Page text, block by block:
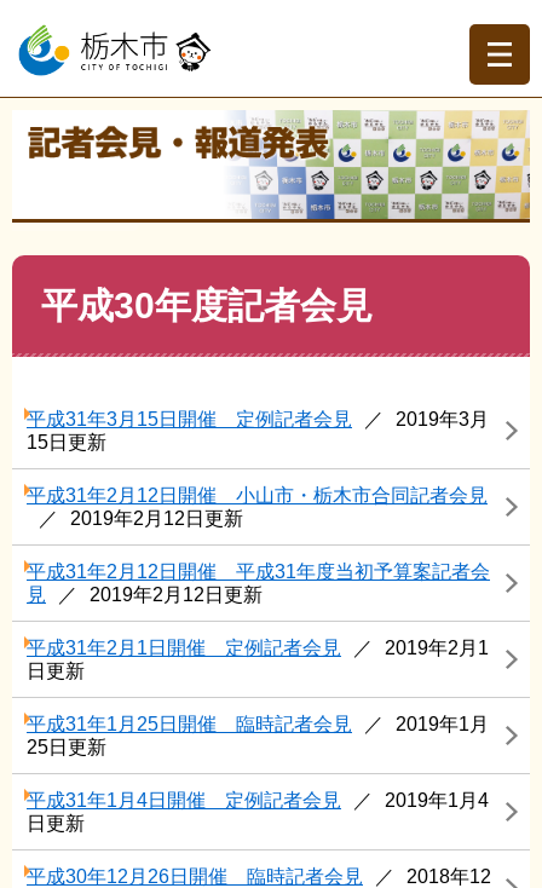
ー
の
ニ
ー
て
本
現在地
記者会見・報道発表 >記者会見>平成30
平成30年度記者会見
平成31年3月15日開催 定例記者会見
2019年3月
15日更新
平成31年2月12日開催 小山市・栃木市合同記者会見
2019年2月12日更新
平成31年2月12日開催 平成31年度当初予算案記者会
見
2019年2月12日更新
平成31年2月1日開催 定例記者会見
2019年2月1
日更新
平成31年1月25日開催 臨時記者会見
2019年1月
25日更新
平成31年1月4日開催 定例記者会見
2019年1月4
日更新
平成30年12月26日開催 臨時記者会見
2018年12